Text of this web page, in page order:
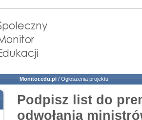
Monitor.edu.pl / Ogłoszenia projektu
Podpisz list do
odwołania